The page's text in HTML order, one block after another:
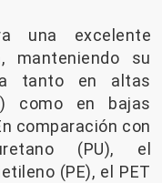
una excelente
manteniendo su
tanto en altas
como en bajas
comparación con
(PU), el
(PE), el PET